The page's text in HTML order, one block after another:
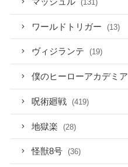
(131)
ワールドトリガー (13)
ヴィジランテ (19)
僕のヒーローアカデミア
呪術廻戦 (419)
地獄楽 (28)
怪獣8号 (36)